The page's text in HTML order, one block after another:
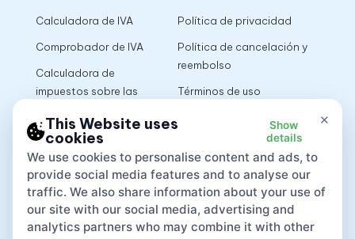
Calculadora de IVA
Comprobador de IVA
Calculadora de
impuestos sobre las
Política de privacidad
Política de cancelación y
reembolso
Términos de uso
×
This Website uses
cookies
Show
details
We use cookies to personalise content and ads, to
provide social media features and to analyse our
traffic. We also share information about your use of
our site with our social media, advertising and
analytics partners who may combine it with other